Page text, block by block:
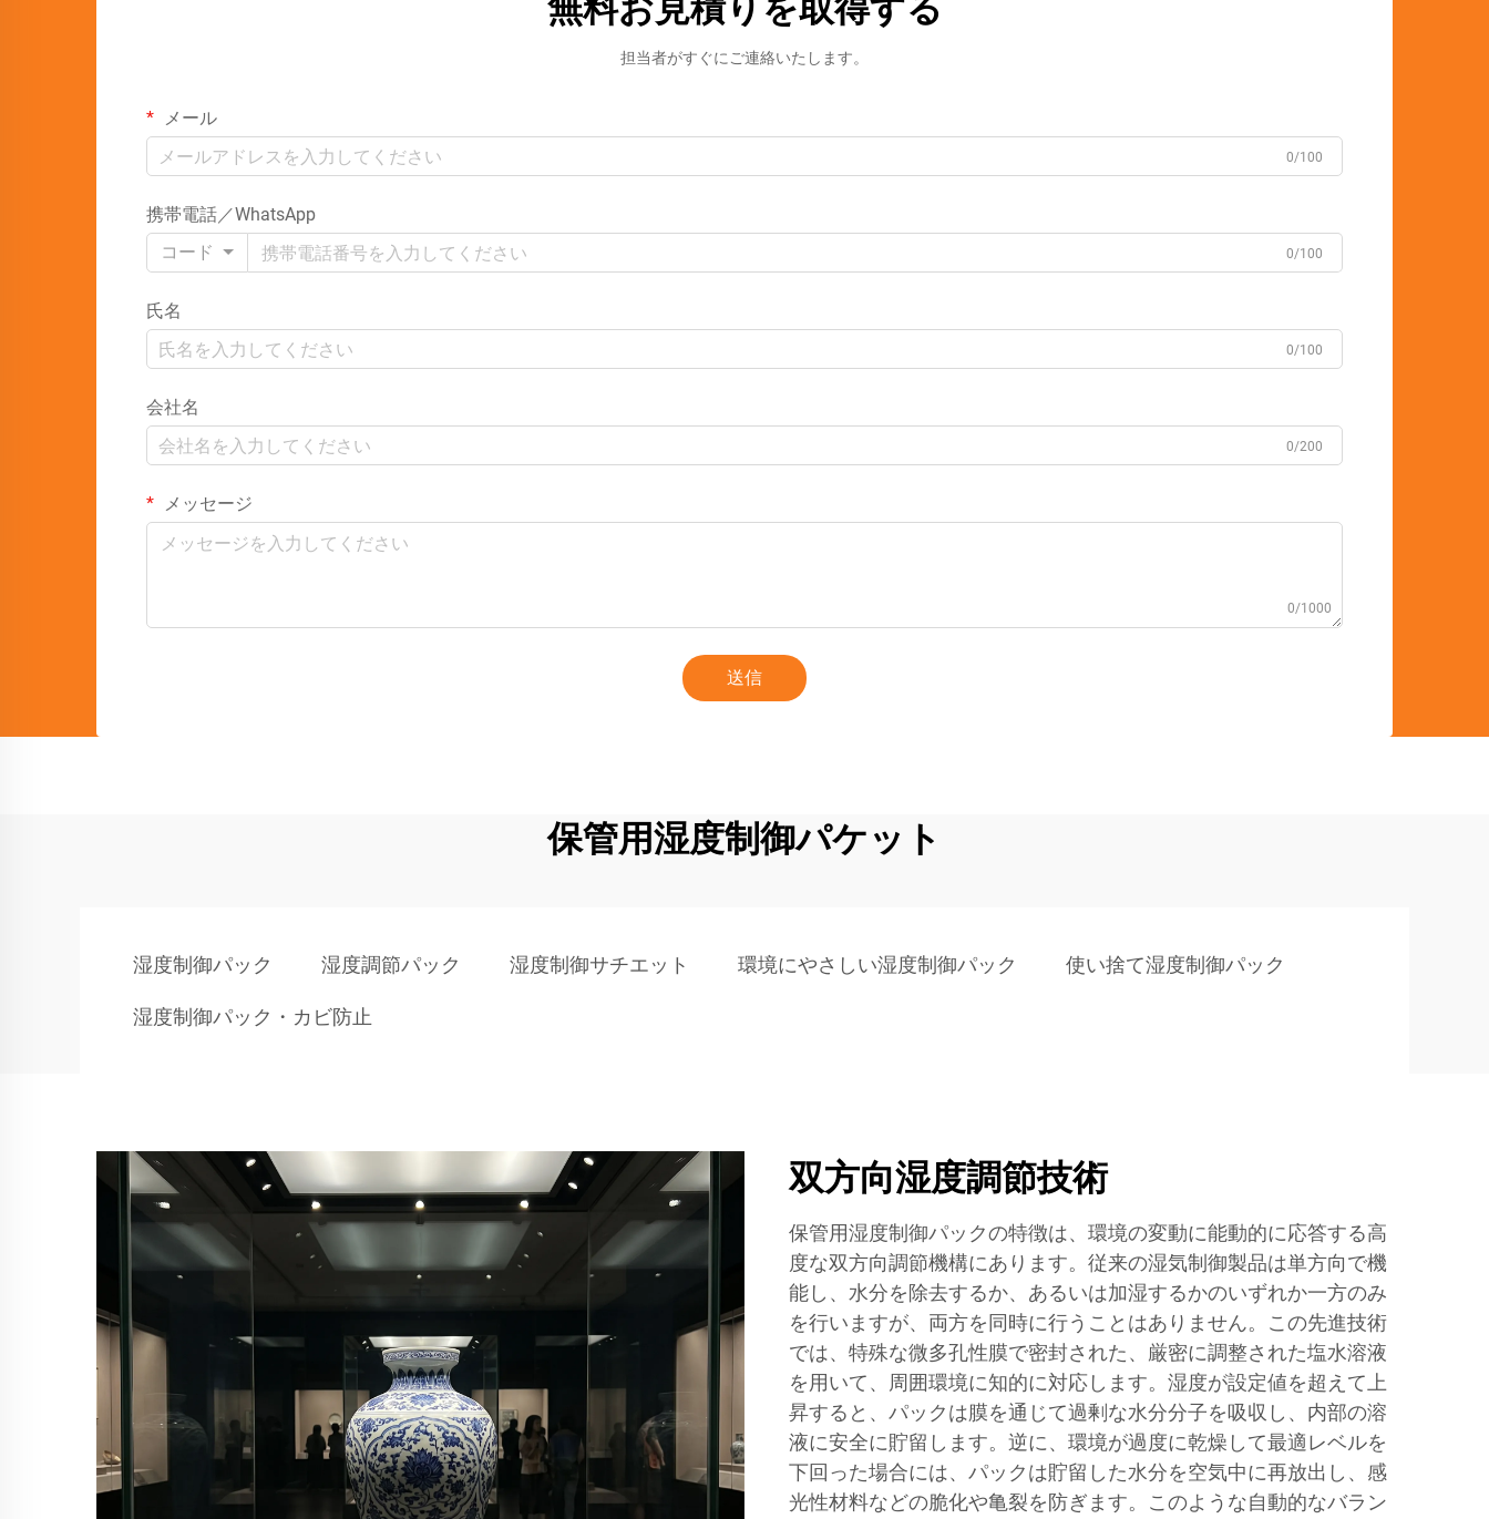
無料お見積りを取得する
担当者がすぐにご連絡いたします。
メール
0/100
携帯電話／WhatsApp
コード
0/100
氏名
0/100
会社名
0/200
メッセージ
0/1000
送信
保管用湿度制御パケット
湿度制御パック 湿度調節パック 湿度制御サチエット 環境にやさしい湿度制御パック 使い捨て湿度制御パック
湿度制御パック・カビ防止
双方向湿度調節技術
保管用湿度制御パックの特徴は、環境の変動に能動的に応答する高
度な双方向調節機構にあります。従来の湿気制御製品は単方向で機
能し、水分を除去するか、あるいは加湿するかのいずれか一方のみ
を行いますが、両方を同時に行うことはありません。この先進技術
では、特殊な微多孔性膜で密封された、厳密に調整された塩水溶液
を用いて、周囲環境に知的に対応します。湿度が設定値を超えて上
昇すると、パックは膜を通じて過剰な水分分子を吸収し、内部の溶
液に安全に貯留します。逆に、環境が過度に乾燥して最適レベルを
下回った場合には、パックは貯留した水分を空気中に再放出し、感
光性材料などの脆化や亀裂を防ぎます。このような自動的なバラン